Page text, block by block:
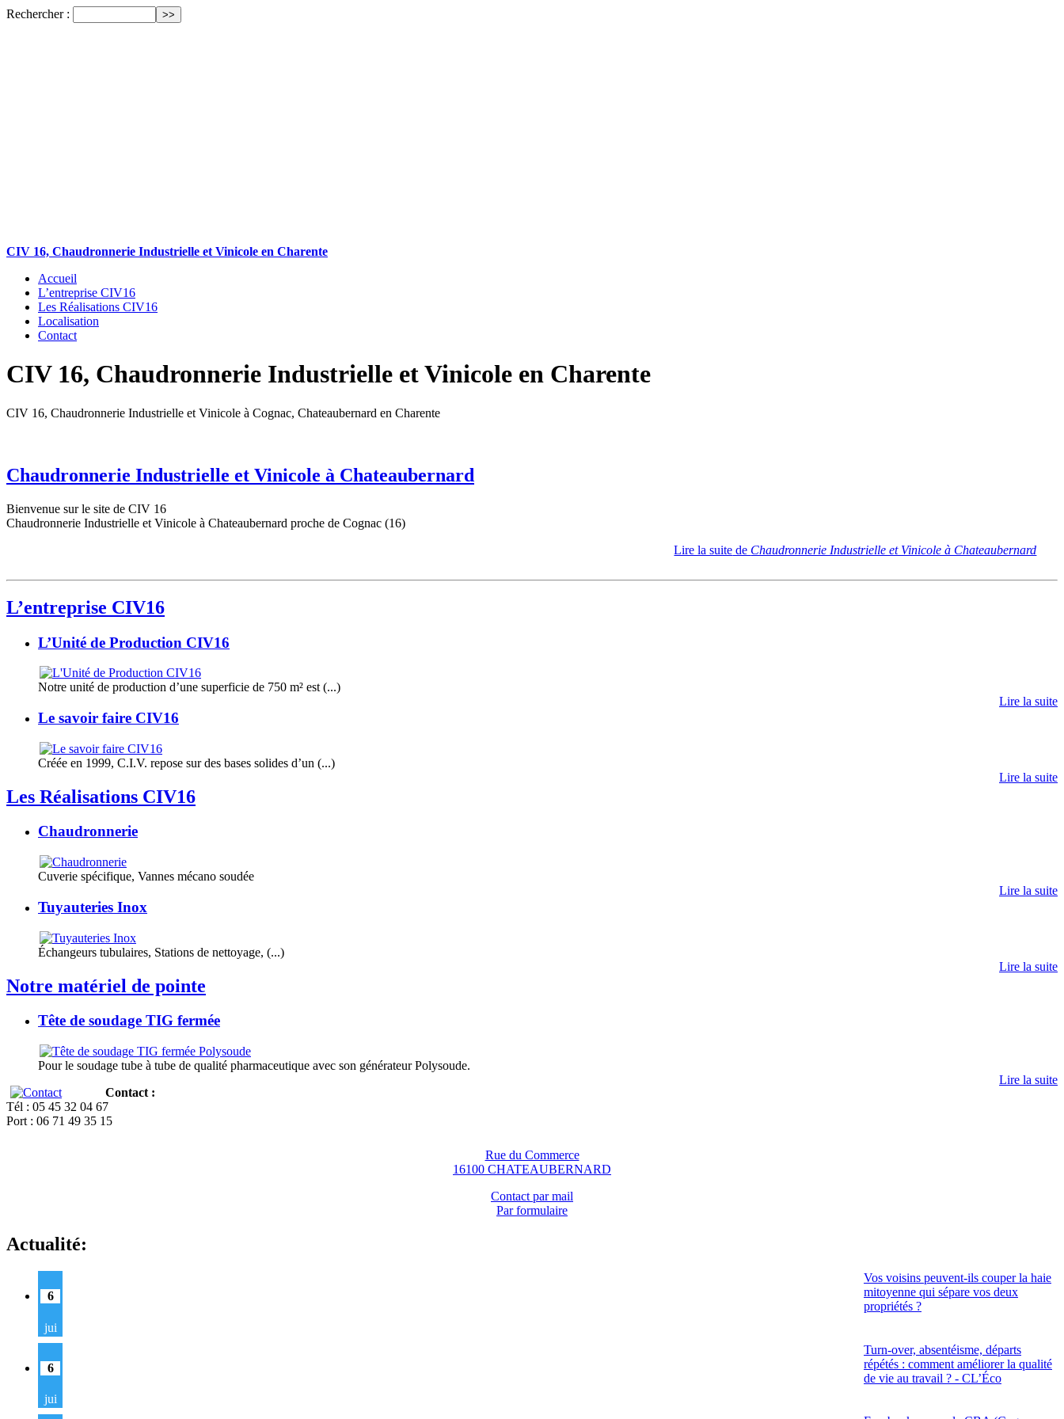
Rechercher :
CIV 16, Chaudronnerie Industrielle et Vinicole en Charente
Accueil
L’entreprise CIV16
Les Réalisations CIV16
Localisation
Contact
CIV 16, Chaudronnerie Industrielle et Vinicole en Charente
CIV 16, Chaudronnerie Industrielle et Vinicole à Cognac, Chateaubernard en Charente
Chaudronnerie Industrielle et Vinicole à Chateaubernard
Bienvenue sur le site de CIV 16
Chaudronnerie Industrielle et Vinicole à Chateaubernard proche de Cognac (16)
Lire la suite de Chaudronnerie Industrielle et Vinicole à Chateaubernard
L’entreprise CIV16
L’Unité de Production CIV16
Notre unité de production d’une superficie de 750 m² est (...)
Lire la suite
Le savoir faire CIV16
Créée en 1999, C.I.V. repose sur des bases solides d’un (...)
Lire la suite
Les Réalisations CIV16
Chaudronnerie
Cuverie spécifique, Vannes mécano soudée
Lire la suite
Tuyauteries Inox
Échangeurs tubulaires, Stations de nettoyage, (...)
Lire la suite
Notre matériel de pointe
Tête de soudage TIG fermée
Pour le soudage tube à tube de qualité pharmaceutique avec son générateur Polysoude.
Lire la suite
Contact :
Tél : 05 45 32 04 67
Port : 06 71 49 35 15
Rue du Commerce
16100 CHATEAUBERNARD
Contact par mail
Par formulaire
Actualité:
Vos voisins peuvent-ils couper la haie
mitoyenne qui sépare vos deux
propriétés ?
6
jui
Turn-over, absentéisme, départs
répétés : comment améliorer la qualité
de vie au travail ? - CL’Éco
6
jui